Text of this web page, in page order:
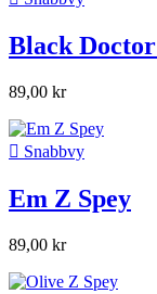
Black
89,00 kr
 Snabbvy
Em Z Spey
89,00 kr